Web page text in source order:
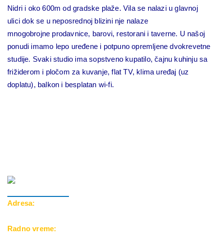
Nidri i oko 600m od gradske plaže. Vila se nalazi u glavnoj
ulici dok se u neposrednoj blizini nje nalaze
mnogobrojne prodavnice, barovi, restorani i taverne. U našoj
ponudi imamo lepo uređene i potpuno opremljene dvokrevetne
studije. Svaki studio ima sopstveno kupatilo, čajnu kuhinju sa
frižiderom i pločom za kuvanje, flat TV, klima uređaj (uz
doplatu), balkon i besplatan wi-fi.
Adresa:
Radno vreme: